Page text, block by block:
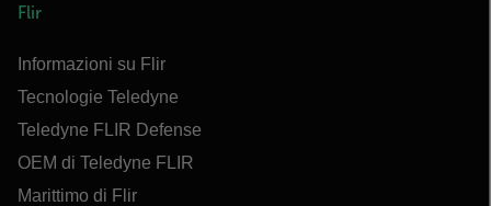
Flir
Informazioni su Flir
Tecnologie Teledyne
Teledyne FLIR Defense
OEM di Teledyne FLIR
Marittimo di Flir